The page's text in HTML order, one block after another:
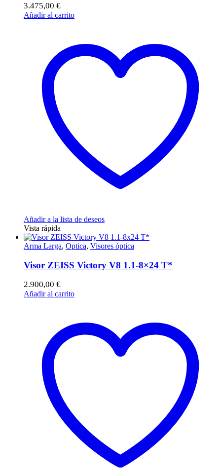
3.475,00 €
Añadir al carrito
Añadir a la lista de deseos
Vista rápida
Arma Larga, Optica, Visores óptica
Visor ZEISS Victory V8 1.1-8×24 T*
2.900,00 €
Añadir al carrito